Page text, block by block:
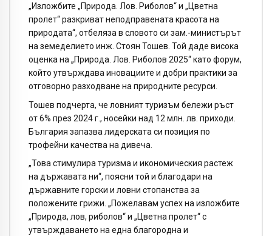
„Изложбите „Природа. Лов. Риболов“ и „Цветна
пролет“ разкриват неподправената красота на
природата“, отбеляза в словото си зам.-министърът
на земеделието инж. Стоян Тошев. Той даде висока
оценка на „Природа. Лов. Риболов 2025“ като форум,
който утвърждава иновациите и добри практики за
отговорно разходване на природните ресурси.
Тошев подчерта, че ловният туризъм бележи ръст
от 6% през 2024 г., носейки над 12 млн. лв. приходи.
България запазва лидерската си позиция по
трофейни качества на дивеча.
„Това стимулира туризма и икономическия растеж
на държавата ни“, поясни той и благодари на
държавните горски и ловни стопанства за
положените грижи. „Пожелавам успех на изложбите
„Природа, лов, риболов“ и „Цветна пролет“ с
утвърждаването на една благородна и